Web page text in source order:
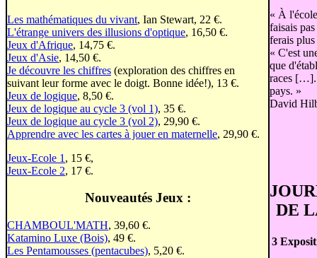
Les mathématiques du vivant, Ian Stewart, 22 €.
L'étrange univers des illusions d'optique, 16,50 €.
Jeux d'Afrique, 14,75 €.
Jeux d'Asie, 14,50 €.
Je découvre les chiffres (exploration des chiffres en
suivant leur forme avec le doigt. Bonne idée!), 13 €.
Jeux de logique, 8,50 €.
Jeux de logique au cycle 3 (vol 1), 35 €.
Jeux de logique au cycle 3 (vol 2), 29,90 €.
Apprendre avec les cartes à jouer en maternelle, 29,90 €.
Jeux-Ecole 1 , 15 €,
Jeux-Ecole 2, 17 €.
Nouveautés Jeux :
CHAMBOUL'MATH, 39,60 €.
Katamino Luxe (Bois), 49 €.
Les Pentamousses (pentacubes), 5,20 €.
« À
faisais
ferais
« C'est
que
races […].
pays. »
David
DE
3